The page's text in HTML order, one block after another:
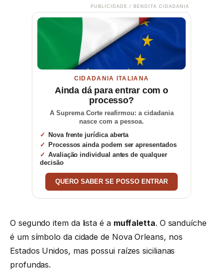
PUBLICIDADE / BENDITA CIDADANIA
CIDADANIA ITALIANA
Ainda dá para entrar com o
processo?
A Suprema Corte reafirmou: a cidadania
nasce com a pessoa.
Nova frente jurídica aberta
Processos ainda podem ser apresentados
Avaliação individual antes de qualquer
decisão
QUERO SABER SE POSSO ENTRAR
O segundo item da lista é a muffaletta. O sanduíche
é um símbolo da cidade de Nova Orleans, nos
Estados Unidos, mas possui raízes sicilianas
profundas.